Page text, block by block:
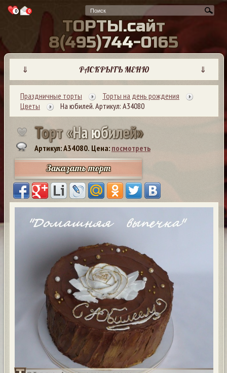
0 0
ТОРТЫ.сайт
8(495)744-0165
⇓ РАСКРЫТЬ МЕНЮ ⇓
Праздничные торты
Торты на день рождения
Цветы
На юбилей. Артикул: А34080
Торт«Наюбилей»
Артикул: A34080. Цена: посмотреть
Заказать торт